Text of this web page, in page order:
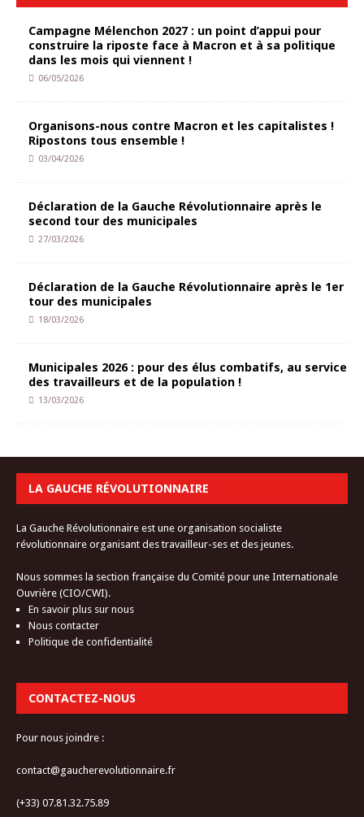
Campagne Mélenchon 2027 : un point d’appui pour
construire la riposte face à Macron et à sa politique
dans les mois qui viennent !
06/05/2026
Organisons-nous contre Macron et les capitalistes !
Ripostons tous ensemble !
03/04/2026
Déclaration de la Gauche Révolutionnaire après le
second tour des municipales
27/03/2026
Déclaration de la Gauche Révolutionnaire après le 1er
tour des municipales
18/03/2026
Municipales 2026 : pour des élus combatifs, au service
des travailleurs et de la population !
13/03/2026
LA GAUCHE RÉVOLUTIONNAIRE
La Gauche Révolutionnaire est une organisation socialiste
révolutionnaire organisant des travailleur-ses et des jeunes.
Nous sommes la section française du Comité pour une Internationale
Ouvrière (CIO/CWI).
En savoir plus sur nous
Nous contacter
Politique de confidentialité
CONTACTEZ-NOUS
Pour nous joindre :
contact@gaucherevolutionnaire.fr
(+33) 07.81.32.75.89